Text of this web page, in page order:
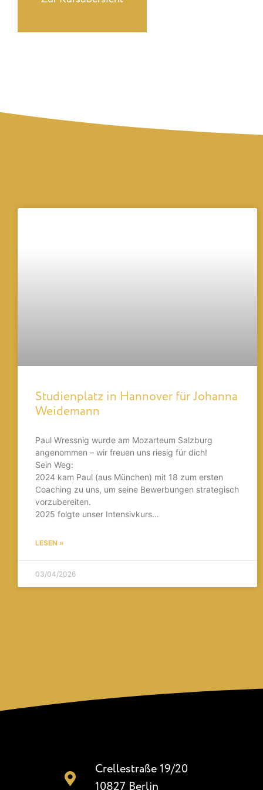
Studienplatz in Hannover für Johanna
Weidemann
Paul Wressnig wurde am Mozarteum Salzburg
angenommen – wir freuen uns riesig für dich!
Sein Weg:
2024 kam Paul (aus München) mit 18 zum ersten
Coaching zu uns, um seine Bewerbungen strategisch
vorzubereiten.
2025 folgte unser Intensivkurs…
LESEN »
03/04/2026
Crellestraße 19/20